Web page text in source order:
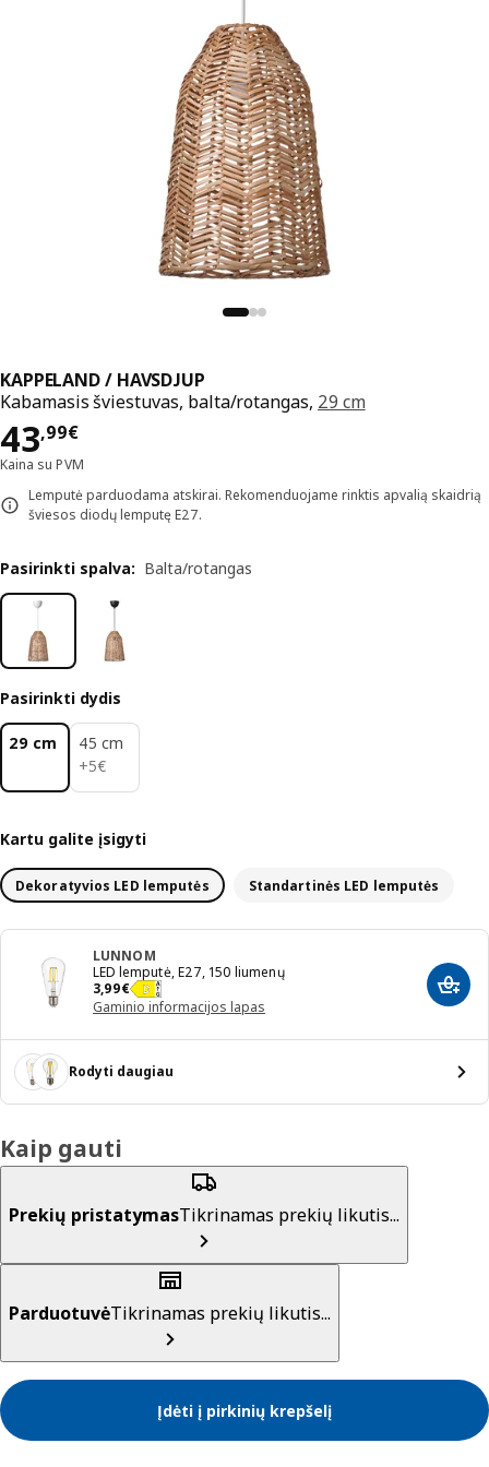
KAPPELAND / HAVSDJUP
Kabamasis šviestuvas, balta/rotangas, 29 cm
43,99€
Kaina 43,99€
Kaina su PVM
Lemputė parduodama atskirai. Rekomenduojame rinktis apvalią skaidrią
šviesos diodų lemputę E27.
Pasirinkti spalva: Balta/rotangas
Pasirinkti dydis
29 cm
45 cm
+5€
5€
Kartu galite įsigyti
Dekoratyvios LED lemputės Standartinės LED lemputės
LUNNOM
LED lemputė, E27, 150 liumenų
3,99€
Kaina 3,99€
Gaminio informacijos lapas
Įdėti
Rodyti daugiau
Kaip gauti
Prekių pristatymasTikrinamas prekių likutis...
ParduotuvėTikrinamas prekių likutis...
Įdėti į pirkinių krepšelį